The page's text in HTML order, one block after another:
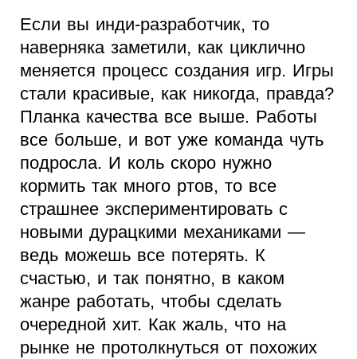
Если вы инди-разработчик, то
наверняка заметили, как циклично
меняется процесс создания игр. Игры
стали красивые, как никогда, правда?
Планка качества все выше. Работы
все больше, и вот уже команда чуть
подросла. И коль скоро нужно
кормить так много ртов, то все
страшнее экспериментировать с
новыми дурацкими механиками —
ведь можешь все потерять. К
счастью, и так понятно, в каком
жанре работать, чтобы сделать
очередной хит. Как жаль, что на
рынке не протолкнуться от похожих